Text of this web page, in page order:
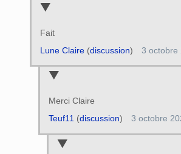
Fait
Lune Claire(discussion) 3 octobre
Merci Claire
Teuf11 (discussion) 3 octobre